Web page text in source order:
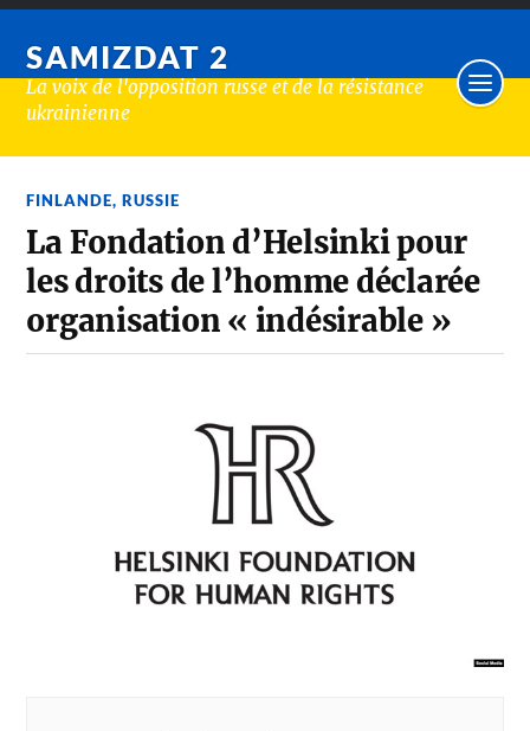
SAMIZDAT 2
La voix de l'opposition russe et de la résistance
ukrainienne
FINLANDE,RUSSIE
La Fondation d’Helsinki pour
les droits de l’homme déclarée
organisation « indésirable »